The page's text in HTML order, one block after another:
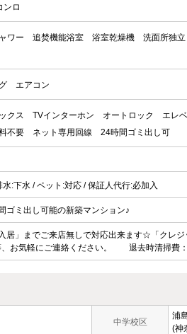
ンロ
ワー 追焚機能浴室 浴室乾燥機 洗面所独立
エアコン
クス TVインターホン オートロック エレ
不要 ネット専用回線 24時間ゴミ出し可
:下水 / ペット:対応 / 保証人代行:必加入
ゴミ出し可能の新築マンション♪
居」までご来店無しで対応出来ます☆「クレ
お気軽にご連絡ください。 退去時清掃費
中学校区
浦
(神